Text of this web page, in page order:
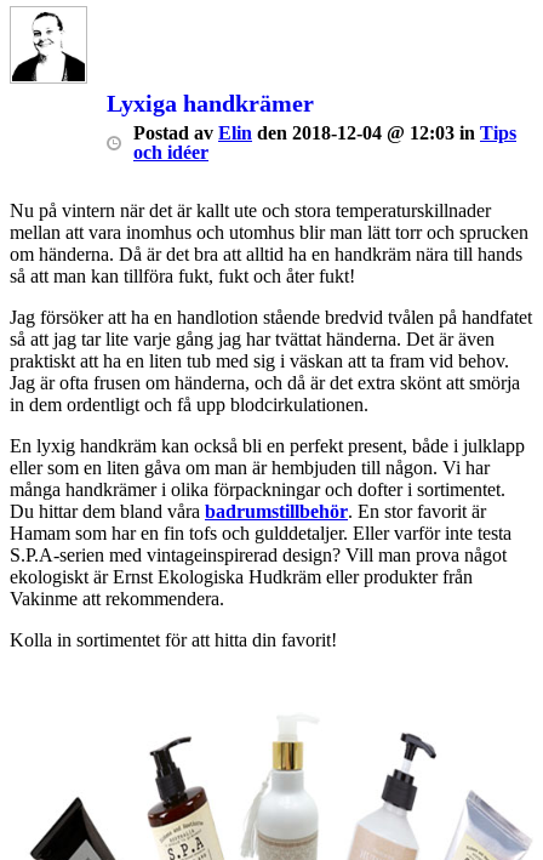
Lyxiga handkrämer
Postad av Elin den 2018-12-04 @ 12:03 in Tips
och idéer
Nu på vintern när det är kallt ute och stora temperaturskillnader
mellan att vara inomhus och utomhus blir man lätt torr och sprucken
om händerna. Då är det bra att alltid ha en handkräm nära till hands
så att man kan tillföra fukt, fukt och åter fukt!
Jag försöker att ha en handlotion stående bredvid tvålen på handfatet
så att jag tar lite varje gång jag har tvättat händerna. Det är även
praktiskt att ha en liten tub med sig i väskan att ta fram vid behov.
Jag är ofta frusen om händerna, och då är det extra skönt att smörja
in dem ordentligt och få upp blodcirkulationen.
En lyxig handkräm kan också bli en perfekt present, både i julklapp
eller som en liten gåva om man är hembjuden till någon. Vi har
många handkrämer i olika förpackningar och dofter i sortimentet.
Du hittar dem bland våra badrumstillbehör. En stor favorit är
Hamam som har en fin tofs och gulddetaljer. Eller varför inte testa
S.P.A-serien med vintageinspirerad design? Vill man prova något
ekologiskt är Ernst Ekologiska Hudkräm eller produkter från
Vakinme att rekommendera.
Kolla in sortimentet för att hitta din favorit!